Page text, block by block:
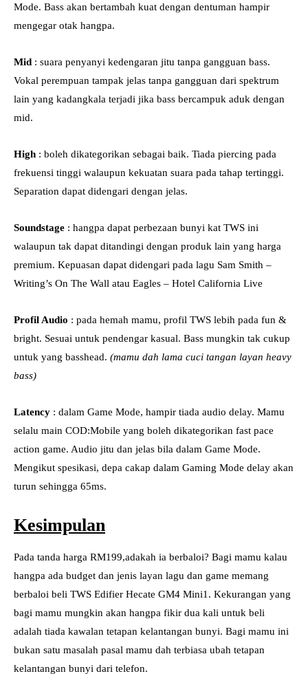
Mode. Bass akan bertambah kuat dengan dentuman hampir
mengegar otak hangpa.
Mid : suara penyanyi kedengaran jitu tanpa gangguan bass.
Vokal perempuan tampak jelas tanpa gangguan dari spektrum
lain yang kadangkala terjadi jika bass bercampuk aduk dengan
mid.
High : boleh dikategorikan sebagai baik. Tiada piercing pada
frekuensi tinggi walaupun kekuatan suara pada tahap tertinggi.
Separation dapat didengari dengan jelas.
Soundstage : hangpa dapat perbezaan bunyi kat TWS ini
walaupun tak dapat ditandingi dengan produk lain yang harga
premium. Kepuasan dapat didengari pada lagu Sam Smith –
Writing’s On The Wall atau Eagles – Hotel California Live
Profil Audio : pada hemah mamu, profil TWS lebih pada fun &
bright. Sesuai untuk pendengar kasual. Bass mungkin tak cukup
untuk yang basshead. (mamu dah lama cuci tangan layan heavy
bass)
Latency : dalam Game Mode, hampir tiada audio delay. Mamu
selalu main COD:Mobile yang boleh dikategorikan fast pace
action game. Audio jitu dan jelas bila dalam Game Mode.
Mengikut spesikasi, depa cakap dalam Gaming Mode delay akan
turun sehingga 65ms.
Kesimpulan
Pada tanda harga RM199,adakah ia berbaloi? Bagi mamu kalau
hangpa ada budget dan jenis layan lagu dan game memang
berbaloi beli TWS Edifier Hecate GM4 Mini1. Kekurangan yang
bagi mamu mungkin akan hangpa fikir dua kali untuk beli
adalah tiada kawalan tetapan kelantangan bunyi. Bagi mamu ini
bukan satu masalah pasal mamu dah terbiasa ubah tetapan
kelantangan bunyi dari telefon.